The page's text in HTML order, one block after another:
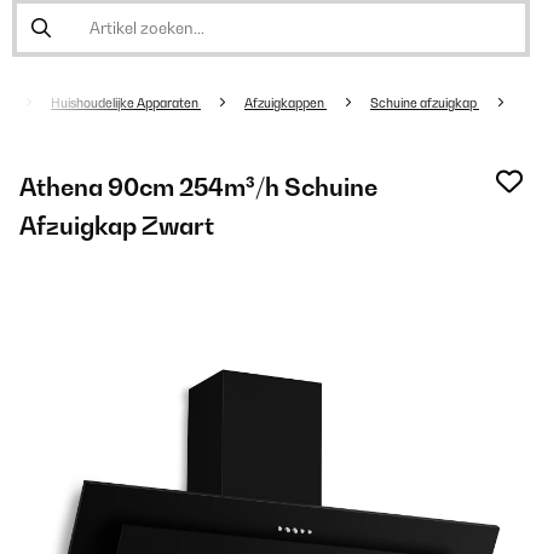
Huishoudelijke Apparaten Afzuigkappen Schuine afzuigkap
Athena 90cm 254m³/h Schuine
Afzuigkap Zwart